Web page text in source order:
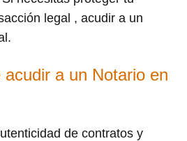
legal , acudir a un
acudir a un Notario en
de contratos y